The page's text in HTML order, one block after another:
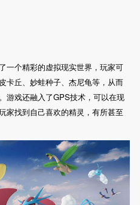
一个精彩的虚拟现实世界，玩家可
卡丘、妙蛙种子、杰尼龟等，从而
游戏还融入了GPS技术，可以在现
家找到自己喜欢的精灵，有所甚至